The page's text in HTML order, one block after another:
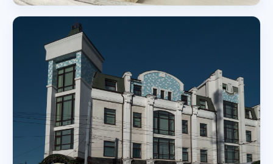
Памятник / монумент / скульптура
Дом пуховой моды Анны Советовой в
Оренбурге
Оренбург